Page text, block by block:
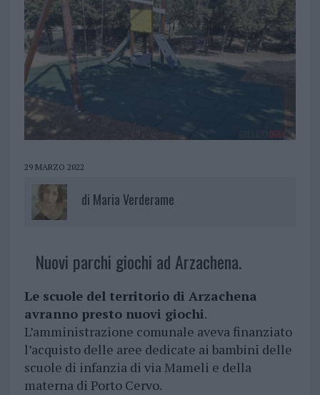
29 MARZO 2022
di Maria Verderame
Nuovi parchi giochi ad Arzachena.
Le scuole del territorio di Arzachena
avranno presto nuovi giochi.
L’amministrazione comunale aveva finanziato
l’acquisto delle aree dedicate ai bambini delle
scuole di infanzia di via Mameli e della
materna di Porto Cervo.